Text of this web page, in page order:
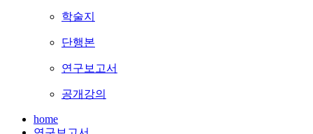
학술지
단행본
연구보고서
공개강의
home